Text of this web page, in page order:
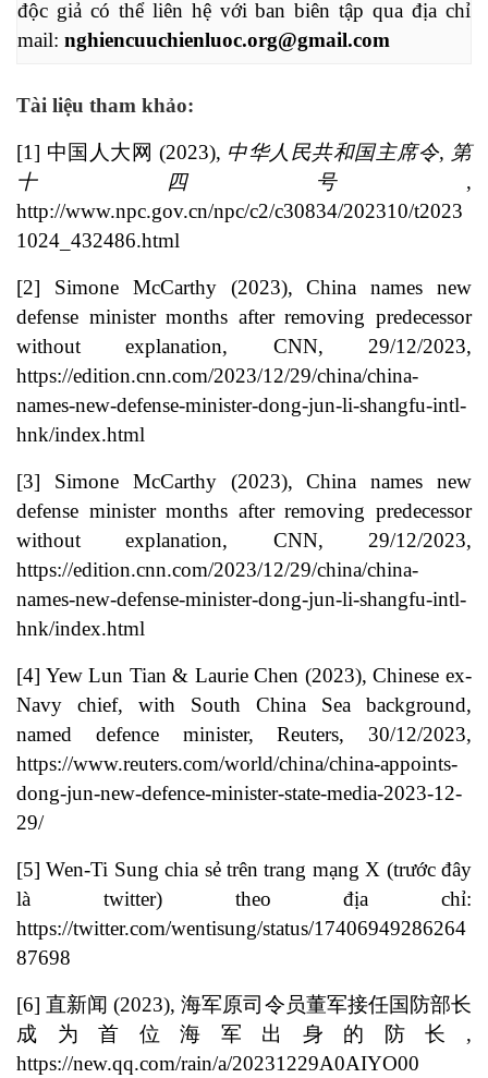
độc giả có thể liên hệ với ban biên tập qua địa chỉ
mail: nghiencuuchienluoc.org@gmail.com
Tài liệu tham khảo:
[1] 中国人大网 (2023), 中华人民共和国主席令, 第
十四号 ,
http://www.npc.gov.cn/npc/c2/c30834/202310/t2023
1024_432486.html
[2] Simone McCarthy (2023), China names new
defense minister months after removing predecessor
without explanation, CNN, 29/12/2023,
https://edition.cnn.com/2023/12/29/china/china-
names-new-defense-minister-dong-jun-li-shangfu-intl-
hnk/index.html
[3] Simone McCarthy (2023), China names new
defense minister months after removing predecessor
without explanation, CNN, 29/12/2023,
https://edition.cnn.com/2023/12/29/china/china-
names-new-defense-minister-dong-jun-li-shangfu-intl-
hnk/index.html
[4] Yew Lun Tian & Laurie Chen (2023), Chinese ex-
Navy chief, with South China Sea background,
named defence minister, Reuters, 30/12/2023,
https://www.reuters.com/world/china/china-appoints-
dong-jun-new-defence-minister-state-media-2023-12-
29/
[5] Wen-Ti Sung chia sẻ trên trang mạng X (trước đây
là twitter) theo địa chỉ:
https://twitter.com/wentisung/status/17406949286264
87698
[6] 直新闻 (2023), 海军原司令员董军接任国防部长
成为首位海军出身的防长,
https://new.qq.com/rain/a/20231229A0AIYO00